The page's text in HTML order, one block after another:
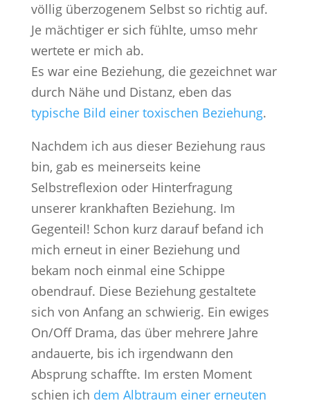
völlig überzogenem Selbst so richtig auf.
Je mächtiger er sich fühlte, umso mehr
wertete er mich ab.
Es war eine Beziehung, die gezeichnet war
durch Nähe und Distanz, eben das
typische Bild einer toxischen Beziehung.
Nachdem ich aus dieser Beziehung raus
bin, gab es meinerseits keine
Selbstreflexion oder Hinterfragung
unserer krankhaften Beziehung. Im
Gegenteil! Schon kurz darauf befand ich
mich erneut in einer Beziehung und
bekam noch einmal eine Schippe
obendrauf. Diese Beziehung gestaltete
sich von Anfang an schwierig. Ein ewiges
On/Off Drama, das über mehrere Jahre
andauerte, bis ich irgendwann den
Absprung schaffte. Im ersten Moment
schien ich dem Albtraum einer erneuten